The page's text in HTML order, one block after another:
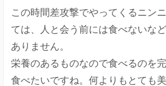
この時間差攻撃でやってくるニン
ては、人と会う前には食べないな
ありません。
栄養のあるものなので食べるのを
食べたいですね。何よりもとても美